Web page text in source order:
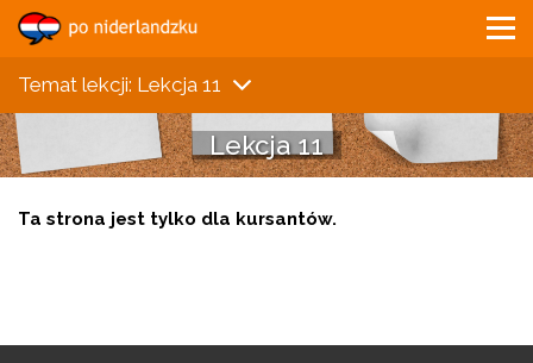
Temat lekcji: Lekcja 11
Lekcja 11
Ta strona jest tylko dla kursantów.